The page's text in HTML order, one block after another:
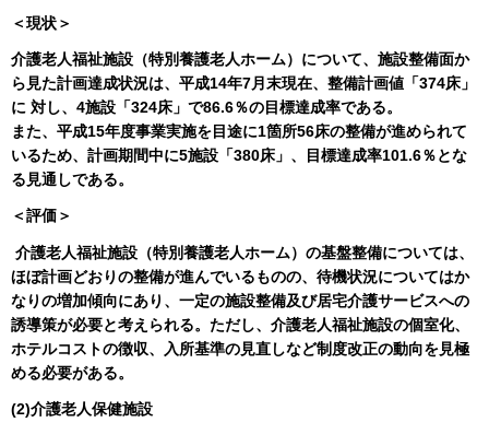
＜現状＞
介護老人福祉施設（特別養護老人ホーム）について、施設整備面か
ら見た計画達成状況は、平成14年7月末現在、整備計画値「374床」
に 対し、4施設「324床」で86.6％の目標達成率である。
また、平成15年度事業実施を目途に1箇所56床の整備が進められて
いるため、計画期間中に5施設「380床」、目標達成率101.6％とな
る見通しである。
＜評価＞
介護老人福祉施設（特別養護老人ホーム）の基盤整備については、
ほぼ計画どおりの整備が進んでいるものの、待機状況についてはか
なりの増加傾向にあり、一定の施設整備及び居宅介護サービスへの
誘導策が必要と考えられる。ただし、介護老人福祉施設の個室化、
ホテルコストの徴収、入所基準の見直しなど制度改正の動向を見極
める必要がある。
(2)介護老人保健施設